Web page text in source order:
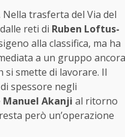
Nella trasferta del Via del
reti di Ruben Loftus-
alla classifica, ma ha
a un gruppo ancora
si smette di lavorare. Il
spessore negli
Manuel Akanji al ritorno
però un’operazione